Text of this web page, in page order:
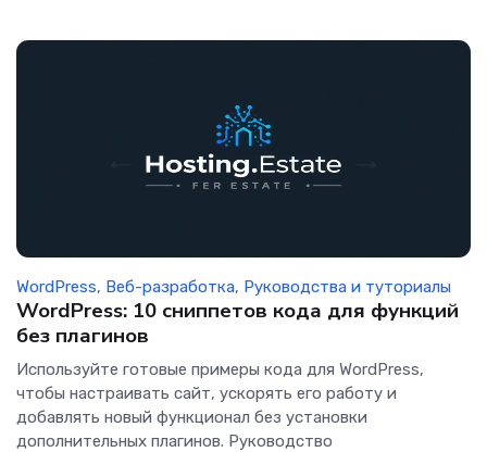
WordPress, Веб-разработка, Руководства и туториалы
WordPress: 10 сниппетов кода для функций
без плагинов
Используйте готовые примеры кода для WordPress,
чтобы настраивать сайт, ускорять его работу и
добавлять новый функционал без установки
дополнительных плагинов. Руководство